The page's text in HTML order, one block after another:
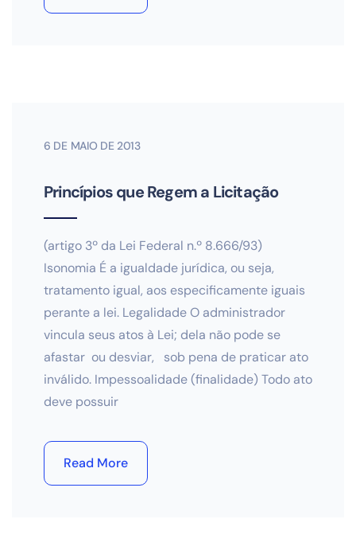
6 DE MAIO DE 2013
Princípios que Regem a Licitação
(artigo 3º da Lei Federal n.º 8.666/93)
Isonomia É a igualdade jurídica, ou seja,
tratamento igual, aos especificamente iguais
perante a lei. Legalidade O administrador
vincula seus atos à Lei; dela não pode se
afastar ou desviar, sob pena de praticar ato
inválido. Impessoalidade (finalidade) Todo ato
deve possuir
Read More